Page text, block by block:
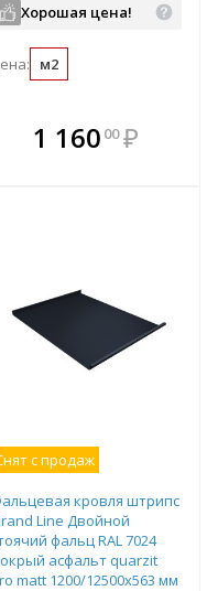
В комплекте
выгоднее!
Хорошая цена!
м2
1 160 00 ₽
с продаж
кровля штрипс
Line Двойной
фальц RAL 7024
асфальт quarzit
matt 1200/12500х563 мм